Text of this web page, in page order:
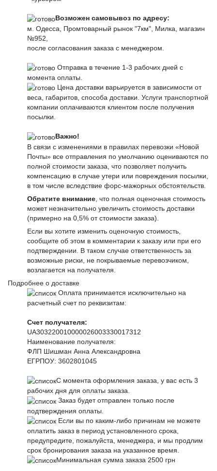
Возможен самовывоз по адресу:
м. Одесса, Промтоварный рынок "7км", Милка, магазин
№952,
после согласования заказа с менеджером.
Отправка в течение 1-3 рабочих дней с
момента оплаты.
Цена доставки варьируется в зависимости от
веса, габаритов, способа доставки. Услуги транспортной
компании оплачиваются клиентом после получения
посылки.
Важно!
В связи с изменениями в правилах перевозки «Новой
Почты» все отправления по умолчанию оцениваются по
полной стоимости заказа, что позволяет получить
компенсацию в случае утери или повреждения посылки,
в том числе вследствие форс-мажорных обстоятельств.
Обратите внимание , что полная оценочная стоимость
может незначительно увеличить стоимость доставки
(примерно на 0,5% от стоимости заказа).
Если вы хотите изменить оценочную стоимость,
сообщите об этом в комментарии к заказу или при его
подтверждении. В таком случае ответственность за
возможные риски, не покрываемые перевозчиком,
возлагается на получателя.
Подробнее о доставке
Оплата принимается исключительно на
расчетный счет по реквизитам:
Счет получателя:
UA303220010000026003330017312
Наименование получателя:
ФЛП Шишман Анна Александровна
ЕГРПОУ: 3602801045
С момента оформления заказа, у вас есть 3
рабочих дня для оплаты заказа.
Заказ будет отправлен только после
подтверждения оплаты.
Если вы по каким-либо причинам не можете
оплатить заказ в период установленного срока,
предупредите, пожалуйста, менеджера, и мы продлим
срок бронирования заказа на указанное время.
Минимальная сумма заказа 2500 грн